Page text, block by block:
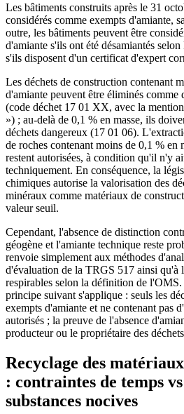
Les bâtiments construits après le 31
considérés comme exempts d'amiante,
outre, les bâtiments peuvent être
d'amiante s'ils ont été désamiantés
s'ils disposent d'un certificat d'expert
Les déchets de construction contenant
d'amiante peuvent être éliminés comme
(code déchet 17 01 XX, avec la
») ; au-delà de 0,1 % en masse, ils
déchets dangereux (17 01 06).
de roches contenant moins de 0,1 % en
restent autorisées, à condition qu'il n'y
techniquement. En conséquence, la
chimiques autorise la valorisation des
minéraux comme matériaux de
valeur seuil.
Cependant, l'absence de distinction
géogène et l'amiante technique reste
renvoie simplement aux méthodes
d'évaluation de la TRGS 517 ainsi qu'à
respirables selon la définition de
principe suivant s'applique : seuls les
exempts d'amiante et ne contenant pas
autorisés ; la preuve de l'absence
producteur ou le propriétaire des
Recyclage des
: contraintes de temps vs
substances nocives